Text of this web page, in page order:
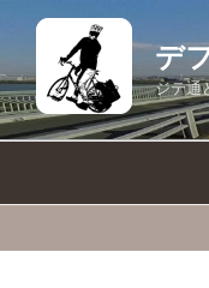
テ
ン
ツ
デ
ジテ通